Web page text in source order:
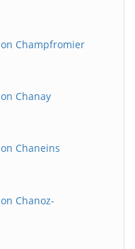
Champfromier
Chanay
Chaneins
Chanoz-